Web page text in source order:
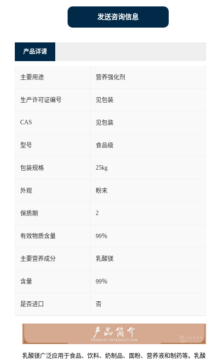
发送咨询信息
产品详请
主要用途 营养强化剂
生产许可证编号 见包装
CAS 见包装
型号 食品级
包装规格 25kg
外观 粉末
保质期 2
有效物质含量 99％
主要营养成分 乳酸镁
含量 99％
是否进口 否
乳酸镁广泛应用于食品、饮料、奶制品、面粉、营养液和制药等。乳酸